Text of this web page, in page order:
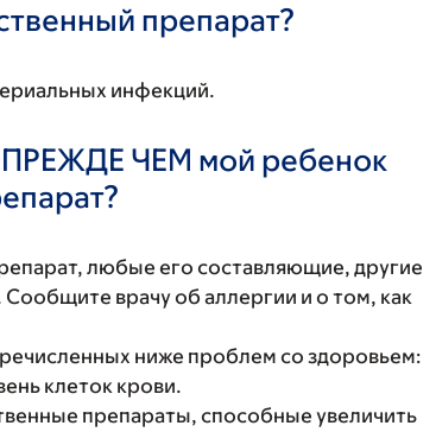
препарат?
инфекций.
ПРЕЖДЕ ЧЕМ мой ребенок
любые его составляющие, другие
врачу об аллергии и о том, как
ниже проблем со здоровьем:
клеток крови.
препараты, способные увеличить